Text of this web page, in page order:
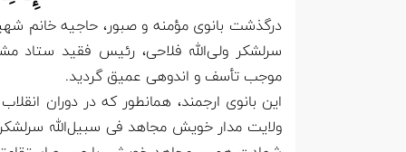
درگذشت بانوی مؤمنه و صبور، حاجیه خانم
سرلشکر ولی‌الله فلاحی، رئیس فقید ستاد
موجب تأسف و اندوهی عمیق گردید.
این بانوی ارجمند، همانطور که در دوران
ولایت مدار خویش مجاهد فی سبیل‌الله